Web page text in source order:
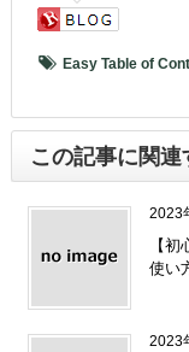
Easy Table of
この記事に関
2023
【
使い
2023